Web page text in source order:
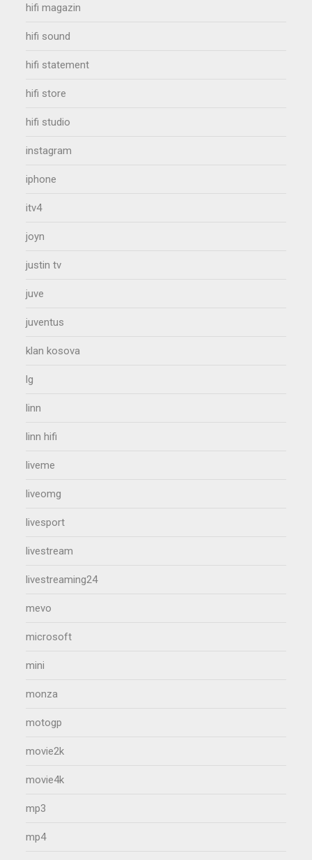
hifi magazin
hifi sound
hifi statement
hifi store
hifi studio
instagram
iphone
itv4
joyn
justin tv
juve
juventus
klan kosova
lg
linn
linn hifi
liveme
liveomg
livesport
livestream
livestreaming24
mevo
microsoft
mini
monza
motogp
movie2k
movie4k
mp3
mp4